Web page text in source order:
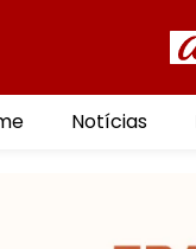
Notícias